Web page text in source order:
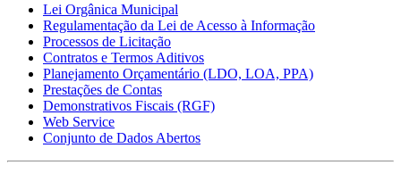
Lei Orgânica Municipal
Regulamentação da Lei de Acesso à Informação
Processos de Licitação
Contratos e Termos Aditivos
Planejamento Orçamentário (LDO, LOA, PPA)
Prestações de Contas
Demonstrativos Fiscais (RGF)
Web Service
Conjunto de Dados Abertos